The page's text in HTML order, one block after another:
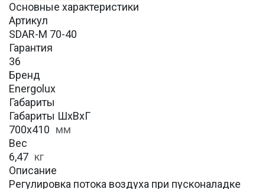
Основные характеристики
Артикул
SDAR-M 70-40
Гарантия
36
Бренд
Energolux
Габариты
Габариты ШхВхГ
700x410 мм
Вес
6,47 кг
Описание
Регулировка потока воздуха при пусконаладке